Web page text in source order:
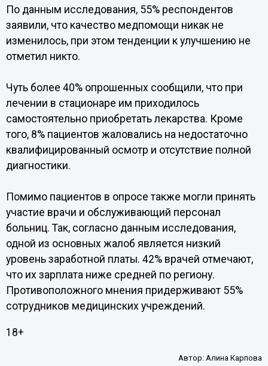
По данным исследования, 55% респондентов
заявили, что качество медпомощи никак не
изменилось, при этом тенденции к улучшению не
отметил никто.
Чуть более 40% опрошенных сообщили, что при
лечении в стационаре им приходилось
самостоятельно приобретать лекарства. Кроме
того, 8% пациентов жаловались на недостаточно
квалифицированный осмотр и отсутствие полной
диагностики.
Помимо пациентов в опросе также могли принять
участие врачи и обслуживающий персонал
больниц. Так, согласно данным исследования,
одной из основных жалоб является низкий
уровень заработной платы. 42% врачей отмечают,
что их зарплата ниже средней по региону.
Противоположного мнения придерживают 55%
сотрудников медицинских учреждений.
18+
Автор:Алина Карпова